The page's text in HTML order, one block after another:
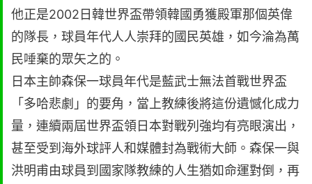
他正是2002日韓世界盃帶領韓國勇獲殿軍那個英偉
的隊長，球員年代人人崇拜的國民英雄，如今淪為萬
民唾棄的眾矢之的。
日本主帥森保一球員年代是藍武士無法首戰世界盃
「多哈悲劇」的要角，當上教練後將這份遺憾化成力
量，連續兩屆世界盃領日本對戰列強均有亮眼演出，
甚至受到海外球評人和媒體封為戰術大師。森保一與
洪明甫由球員到國家隊教練的人生猶如命運對倒，再